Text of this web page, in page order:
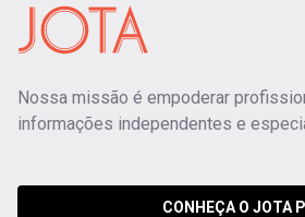
Nossa missão é empoderar
informações independentes e
CONHEÇA O JOTA